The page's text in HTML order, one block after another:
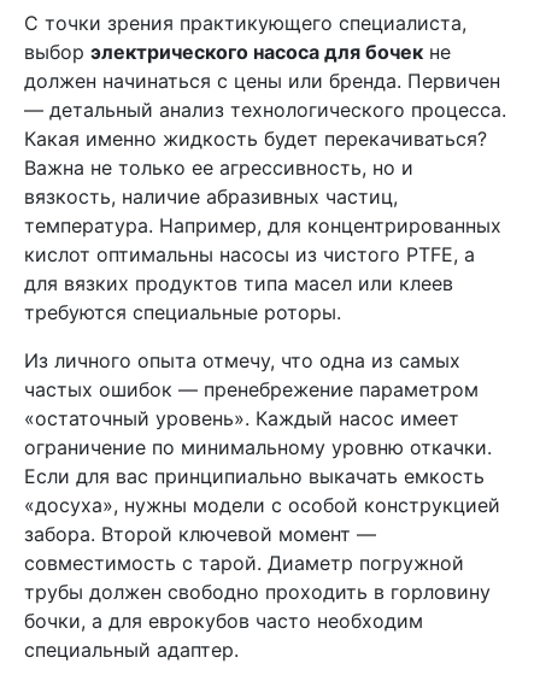
С точки зрения практикующего специалиста,
выбор электрического насоса для бочек не
должен начинаться с цены или бренда. Первичен
— детальный анализ технологического процесса.
Какая именно жидкость будет перекачиваться?
Важна не только ее агрессивность, но и
вязкость, наличие абразивных частиц,
температура. Например, для концентрированных
кислот оптимальны насосы из чистого PTFE, а
для вязких продуктов типа масел или клеев
требуются специальные роторы.
Из личного опыта отмечу, что одна из самых
частых ошибок — пренебрежение параметром
«остаточный уровень». Каждый насос имеет
ограничение по минимальному уровню откачки.
Если для вас принципиально выкачать емкость
«досуха», нужны модели с особой конструкцией
забора. Второй ключевой момент —
совместимость с тарой. Диаметр погружной
трубы должен свободно проходить в горловину
бочки, а для еврокубов часто необходим
специальный адаптер.